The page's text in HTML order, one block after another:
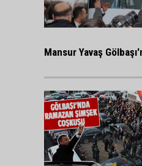
Mansur Yavaş